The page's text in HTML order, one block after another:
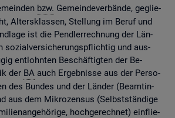
bzw. Ge­mein­de­ver­bän­de, ge­glie­
Al­ters­klas­sen, Stel­lung im Beruf und
ist die Pend­ler­rech­nung der Län­
so­zi­al­ver­si­che­rungs­pflich­tig und aus­
ent­lohn­ten Be­schäf­tig­ten der Be­
der BA auch Er­geb­nis­se aus der Per­so­
des Bun­des und der Län­der (Be­am­tin­
aus dem Mi­kro­zen­sus (Selbst­stän­di­ge
hoch­ge­rech­net) ein­flie­